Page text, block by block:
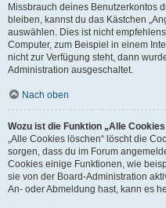
Missbrauch deines Benutzerkontos
bleiben, kannst du das Kästchen
auswählen. Dies ist nicht
Computer, zum Beispiel in einem
nicht zur Verfügung steht, dann
Administration ausgeschaltet.
Nach oben
Wozu ist die Funktion „Alle
„Alle Cookies löschen“ löscht die
sorgen, dass du im Forum
Cookies einige Funktionen, wie
sie von der Board-Administration
An- oder Abmeldung hast, kann es